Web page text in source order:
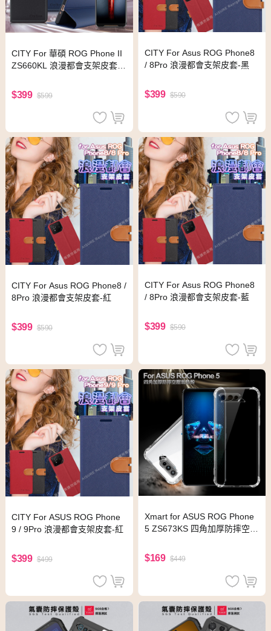
CITY For 華碩 ROG Phone II
ZS660KL 浪漫都會支架皮套-
$399 $599
CITY For Asus ROG Phone8
/ 8Pro 浪漫都會支架皮套-黑
$399 $590
CITY For Asus ROG Phone8 /
8Pro 浪漫都會支架皮套-紅
$399 $590
CITY For Asus ROG Phone8
/ 8Pro 浪漫都會支架皮套-藍
$399 $590
CITY For ASUS ROG Phone
9 / 9Pro 浪漫都會支架皮套-紅
$399 $499
Xmart for ASUS ROG Phone
5 ZS673KS 四角加厚防摔空壓
$169 $449